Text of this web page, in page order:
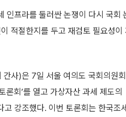
인프라를 둘러싼 논쟁이 다시 국회
적절한지를 두고 재검토 필요성
사)은 7일 서울 여의도 국회의원회
회’를 열고 가상자산 과세 제도의
강조했다. 이번 토론회는 한국조세